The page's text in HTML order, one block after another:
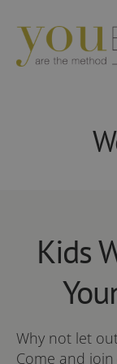
Kids
Why not let
Come and